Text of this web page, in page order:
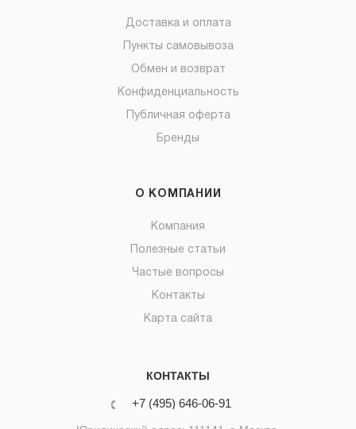
Доставка и оплата
Пункты самовывоза
Обмен и возврат
Конфиденциальность
Публичная оферта
Бренды
О КОМПАНИИ
Компания
Полезные статьи
Частые вопросы
Контакты
Карта сайта
КОНТАКТЫ
+7 (495) 646-06-91